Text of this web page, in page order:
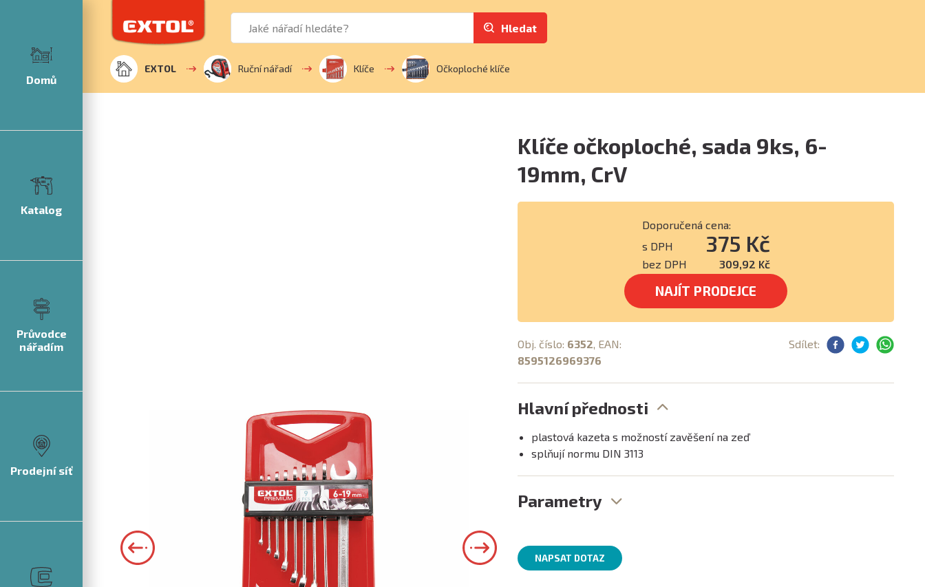
Domů
Katalog
Průvodce
nářadím
Prodejní síť
Hledat
EXTOL Ruční nářadí Klíče Očkoploché klíče
Klíče očkoploché, sada 9ks, 6-
19mm, CrV
Doporučená cena:
s DPH
375 Kč
bez DPH 309,92 Kč
NAJÍT PRODEJCE
Obj. číslo: 6352, EAN:
8595126969376
Sdílet:
Hlavní přednosti
plastová kazeta s možností zavěšení na zeď
splňují normu DIN 3113
Parametry
NAPSAT DOTAZ